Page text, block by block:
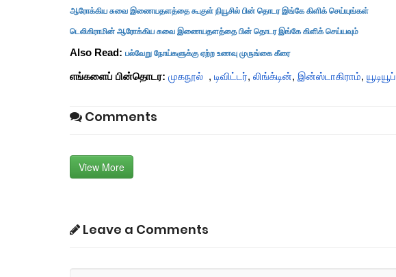
ஆரோக்கிய சுவை இணையதளத்தை கூகுள் நியூசில் பின் தொடர இங்கே கிளிக் செய்யுங்கள்
டெலிகிராமின் ஆரோக்கிய சுவை இணையதளத்தை பின் தொடர இங்கே கிளிக் செய்யவும்
Also Read: பல்வேறு நோய்களுக்கு ஏற்ற உணவு முருங்கை கீரை
எங்களைப் பின்தொடர: முகநூல் , டிவிட்டர், லிங்க்டின், இன்ஸ்டாகிராம், யூடியூப்
Comments
View More
Leave a Comments